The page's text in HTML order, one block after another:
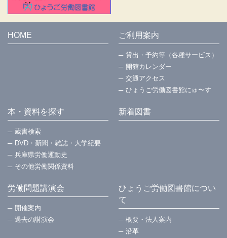
HOME ご利用案内
貸出・予約等（各種サービス）
開館カレンダー
交通アクセス
ひょうご労働図書館にゅ〜す
本・資料を探す
蔵書検索
DVD・新聞・雑誌・大学紀要
兵庫県労働運動史
その他労働関係資料
新着図書
労働問題講演会
開催案内
過去の講演会
ひょうご労働図書館につい
て
概要・法⼈案内
沿革